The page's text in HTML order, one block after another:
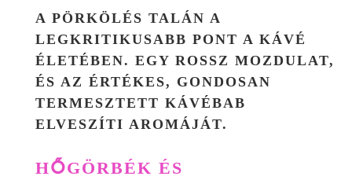
A PÖRKÖLÉS TALÁN A
LEGKRITIKUSABB PONT A KÁVÉ
ÉLETÉBEN. EGY ROSSZ MOZDULAT,
ÉS AZ ÉRTÉKES, GONDOSAN
TERMESZTETT KÁVÉBAB
ELVESZÍTI AROMÁJÁT.
HŐGÖRBÉK ÉS